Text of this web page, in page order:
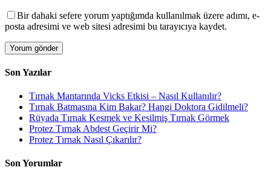
Bir dahaki sefere yorum yaptığımda kullanılmak üzere adımı, e-
posta adresimi ve web sitesi adresimi bu tarayıcıya kaydet.
Son Yazılar
Tırnak Mantarında Vicks Etkisi – Nasıl Kullanılır?
Tırnak Batmasına Kim Bakar? Hangi Doktora Gidilmeli?
Rüyada Tırnak Kesmek ve Kesilmiş Tırnak Görmek
Protez Tırnak Abdest Geçirir Mi?
Protez Tırnak Nasıl Çıkarılır?
Son Yorumlar